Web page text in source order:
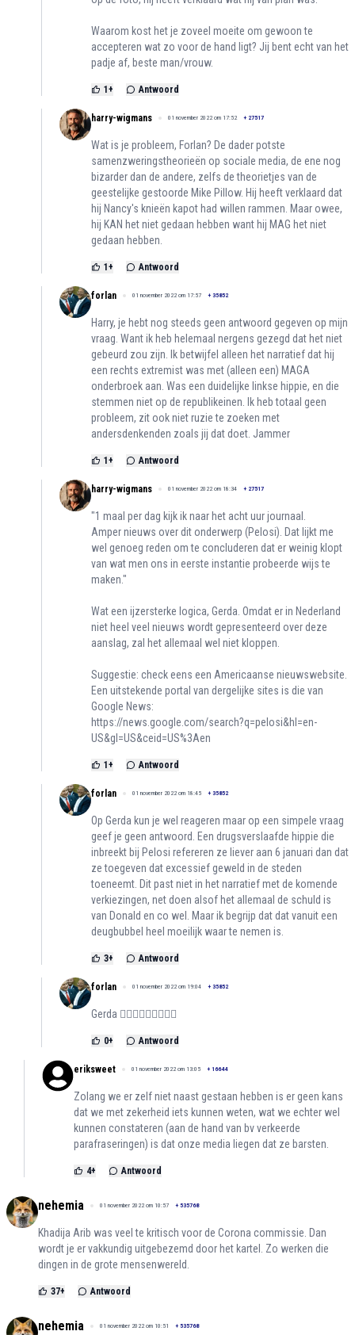
Waarom kost het je zoveel moeite om gewoon te
accepteren wat zo voor de hand ligt? Jij bent echt van het
padje af, beste man/vrouw.
1 + Antwoord
harry-wigmans 01 november 2022 om 17:52 + 27517
Wat is je probleem, Forlan? De dader potste
samenzweringstheorieën op sociale media, de ene nog
bizarder dan de andere, zelfs de theorietjes van de
geestelijke gestoorde Mike Pillow. Hij heeft verklaard dat
hij Nancy's knieën kapot had willen rammen. Maar owee,
hij KAN het niet gedaan hebben want hij MAG het niet
gedaan hebben.
1 + Antwoord
forlan 01 november 2022 om 17:57 + 35852
Harry, je hebt nog steeds geen antwoord gegeven op mijn
vraag. Want ik heb helemaal nergens gezegd dat het niet
gebeurd zou zijn. Ik betwijfel alleen het narratief dat hij
een rechts extremist was met (alleen een) MAGA
onderbroek aan. Was een duidelijke linkse hippie, en die
stemmen niet op de republikeinen. Ik heb totaal geen
probleem, zit ook niet ruzie te zoeken met
andersdenkenden zoals jij dat doet. Jammer
1 + Antwoord
harry-wigmans 01 november 2022 om 18:34 + 27517
"1 maal per dag kijk ik naar het acht uur journaal.
Amper nieuws over dit onderwerp (Pelosi). Dat lijkt me
wel genoeg reden om te concluderen dat er weinig klopt
van wat men ons in eerste instantie probeerde wijs te
maken."
Wat een ijzersterke logica, Gerda. Omdat er in Nederland
niet heel veel nieuws wordt gepresenteerd over deze
aanslag, zal het allemaal wel niet kloppen.
Suggestie: check eens een Americaanse nieuwswebsite.
Een uitstekende portal van dergelijke sites is die van
Google News:
https://news.google.com/search?q=pelosi&hl=en-
US&gl=US&ceid=US%3Aen
1 + Antwoord
forlan 01 november 2022 om 18:45 + 35852
Op Gerda kun je wel reageren maar op een simpele vraag
geef je geen antwoord. Een drugsverslaafde hippie die
inbreekt bij Pelosi refereren ze liever aan 6 januari dan dat
ze toegeven dat excessief geweld in de steden
toeneemt. Dit past niet in het narratief met de komende
verkiezingen, net doen alsof het allemaal de schuld is
van Donald en co wel. Maar ik begrijp dat dat vanuit een
deugbubbel heel moeilijk waar te nemen is.
3+ Antwoord
forlan 01 november 2022 om 19:04 + 35852
Gerda 👌🏻👌🏻👌🏻😅😅😅
0+ Antwoord
eriksweet 01 november 2022 om 13:05 + 16644
Zolang we er zelf niet naast gestaan hebben is er geen kans
dat we met zekerheid iets kunnen weten, wat we echter wel
kunnen constateren (aan de hand van bv verkeerde
parafraseringen) is dat onze media liegen dat ze barsten.
4+ Antwoord
nehemia 01 november 2022 om 10:57 + 535768
Khadija Arib was veel te kritisch voor de Corona commissie. Dan
wordt je er vakkundig uitgebezemd door het kartel. Zo werken die
dingen in de grote mensenwereld.
37+ Antwoord
nehemia 01 november 2022 om 10:51 + 535768